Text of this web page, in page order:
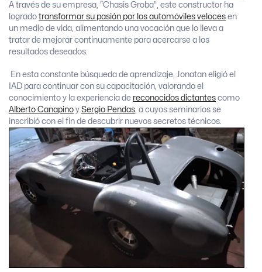
A través de su empresa, “Chasis Groba”, este constructor ha
logrado transformar su pasión por los automóviles veloces en
un medio de vida, alimentando una vocación que lo lleva a
tratar de mejorar continuamente para acercarse a los
resultados deseados.
En esta constante búsqueda de aprendizaje, Jonatan eligió el
IAD para continuar con su capacitación, valorando el
conocimiento y la experiencia de reconocidos dictantes como
Alberto Canapino y Sergio Pendas , a cuyos seminarios se
inscribió con el fin de descubrir nuevos secretos técnicos.